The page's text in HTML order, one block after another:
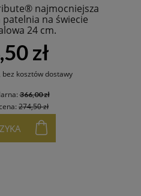
najmocniejsza
na świecie
24 cm.
zł
bez kosztów dostawy
366,00 zł
274,50 zł